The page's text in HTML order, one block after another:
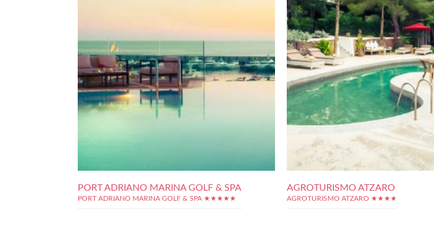
PORT ADRIANO MARINA GOLF & SPA
PORT ADRIANO MARINA GOLF & SPA ★★★★★
AGROTURISMO ATZARO
AGROTURISMO ATZARO ★★★★